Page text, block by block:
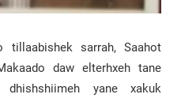
tillaabishek sarrah, Saahot
daw elterhxeh tane
yane xakuk